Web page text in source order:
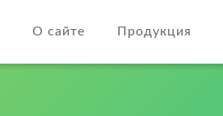
О сайте Продукция